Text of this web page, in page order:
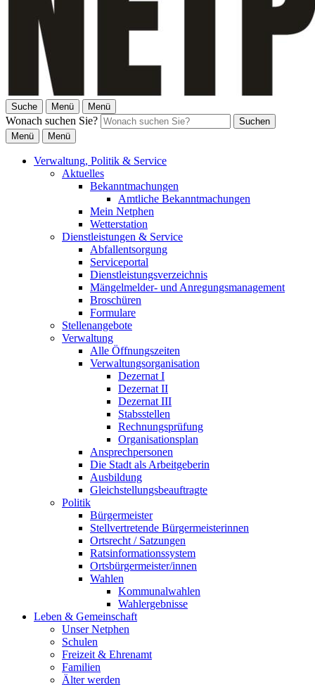
Suche Menü Menü
Wonach suchen Sie?
Suchen
Menü
Menü
Verwaltung, Politik & Service
Aktuelles
Bekanntmachungen
Amtliche Bekanntmachungen
Mein Netphen
Wetterstation
Dienstleistungen & Service
Abfallentsorgung
Serviceportal
Dienstleistungsverzeichnis
Mängelmelder- und Anregungsmanagement
Broschüren
Formulare
Stellenangebote
Verwaltung
Alle Öffnungszeiten
Verwaltungsorganisation
Dezernat I
Dezernat II
Dezernat III
Stabsstellen
Rechnungsprüfung
Organisationsplan
Ansprechpersonen
Die Stadt als Arbeitgeberin
Ausbildung
Gleichstellungsbeauftragte
Politik
Bürgermeister
Stellvertretende Bürgermeisterinnen
Ortsrecht / Satzungen
Ratsinformationssystem
Ortsbürgermeister/innen
Wahlen
Kommunalwahlen
Wahlergebnisse
Leben & Gemeinschaft
Unser Netphen
Schulen
Freizeit & Ehrenamt
Familien
Älter werden